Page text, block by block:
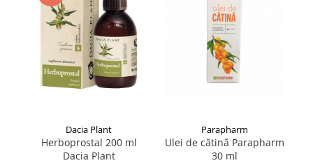
Dacia Plant
Herboprostal 200 ml
Dacia Plant
Parapharm
Ulei de cătină Parapharm
30 ml